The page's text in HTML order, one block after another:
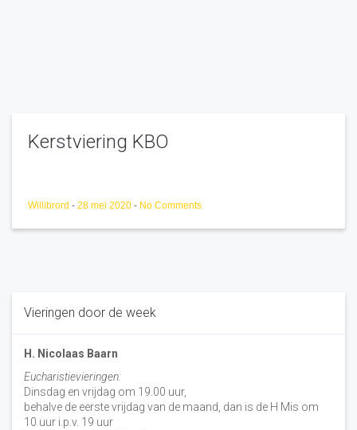
Kerstviering KBO
Willibrord - 28 mei 2020 - No Comments
Vieringen door de week
H. Nicolaas Baarn
Eucharistievieringen:
Dinsdag en vrijdag om 19.00 uur,
behalve de eerste vrijdag van de maand, dan is de H Mis om
10 uur i.p.v. 19 uur